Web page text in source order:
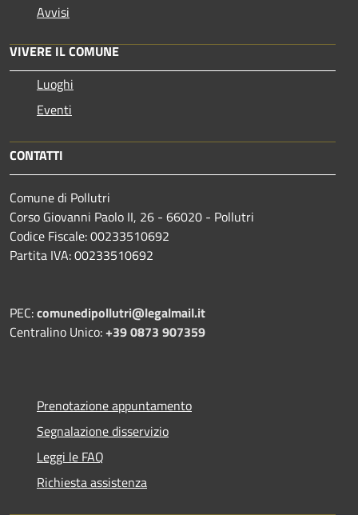
Avvisi
VIVERE IL COMUNE
Luoghi
Eventi
CONTATTI
Comune di Pollutri
Corso Giovanni Paolo II, 26 - 66020 - Pollutri
Codice Fiscale: 00233510692
Partita IVA: 00233510692
PEC:comunedipollutri@legalmail.it
Centralino Unico:+39 0873 907359
Prenotazione appuntamento
Segnalazione disservizio
Leggi le FAQ
Richiesta assistenza